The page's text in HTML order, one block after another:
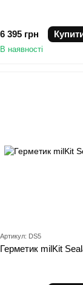
6 395 грн
В наявності
Артикул: DS5
Герметик milKit